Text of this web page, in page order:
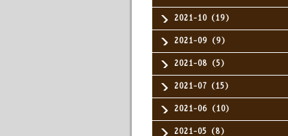
2021-10（19）
2021-09（9）
2021-08（5）
2021-07（15）
2021-06（10）
2021-05（8）